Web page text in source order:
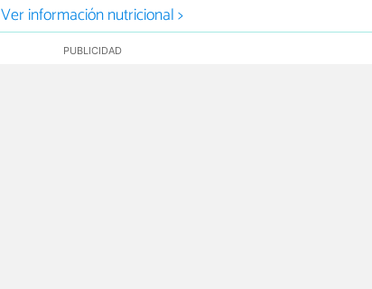
Ver información nutricional >